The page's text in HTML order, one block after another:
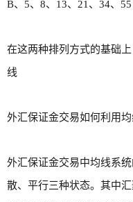
B、5、8、13、21、34、
在这两种排列方式的基础
线
外汇保证金交易如何利用均
外汇保证金交易中均线系
散、平行三种状态。其中